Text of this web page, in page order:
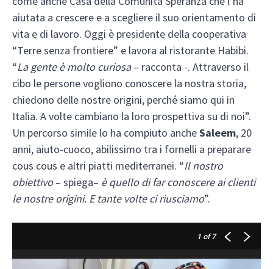
aiutata a crescere e a scegliere il suo orientamento di
vita e di lavoro. Oggi è presidente della cooperativa
“Terre senza frontiere” e lavora al ristorante Habibi.
“La gente è molto curiosa– racconta -. Attraverso il
cibo le persone vogliono conoscere la nostra storia,
chiedono delle nostre origini, perché siamo qui in
Italia. A volte cambiano la loro prospettiva su di noi”.
Un percorso simile lo ha compiuto ancheSaleem, 20
anni, aiuto-cuoco, abilissimo tra i fornelli a preparare
cous cous e altri piatti mediterranei. “Il nostro
obiettivo– spiega– è quello di far conoscere ai clienti
le nostre origini. E tante volte ci riusciamo”.
1 of 7